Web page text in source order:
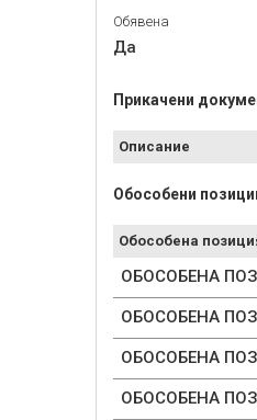
Обявена
Да
Прикачени
Описание
Обособени
Обособена
ОБОСОБЕНА
ОБОСОБЕНА
ОБОСОБЕНА
ОБОСОБЕНА